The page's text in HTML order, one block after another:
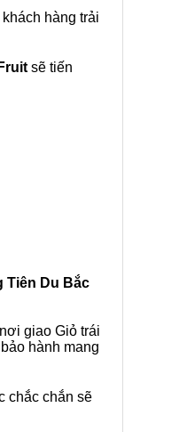
hàng trải
sẽ tiến
Tiên Du Bắc
giao Giỏ trái
hành mang
chắc chắn sẽ